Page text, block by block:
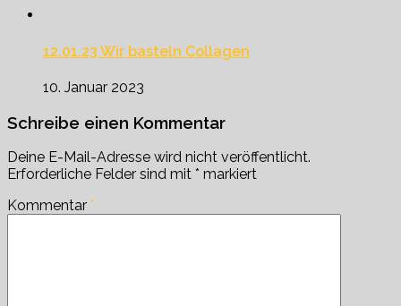
12.01.23 Wir basteln Collagen
10. Januar 2023
Schreibe einen Kommentar
Deine E-Mail-Adresse wird nicht veröffentlicht.
Erforderliche Felder sind mit * markiert
Kommentar *